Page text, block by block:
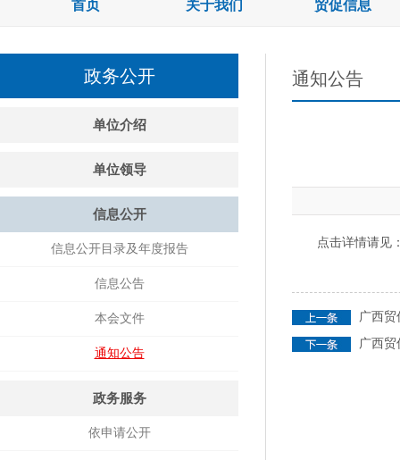
首页 关于我们 贸促信息
政务公开
单位介绍
单位领导
信息公开
信息公开目录及年度报告
信息公告
本会文件
通知公告
政务服务
依申请公开
通知公告
点击详情请见
广西贸
广西贸